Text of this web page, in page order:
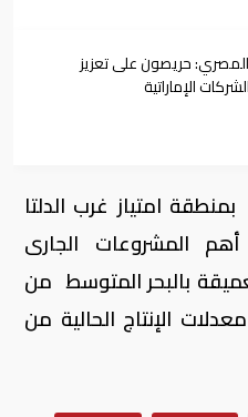
المصري: حريصون على تعزيز
الإماراتية
بالمرحلة ٩ب بمنطقة امتياز غرب الدلتا
المشروعات الجارى
بالبحر المتوسط من
الإنتاج الحالية من